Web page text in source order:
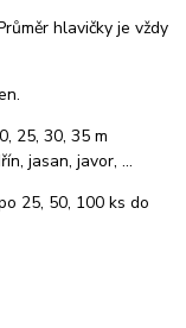
hlavičky je vždy
25, 30, 35 m
jasan, javor, ...
25, 50, 100 ks do